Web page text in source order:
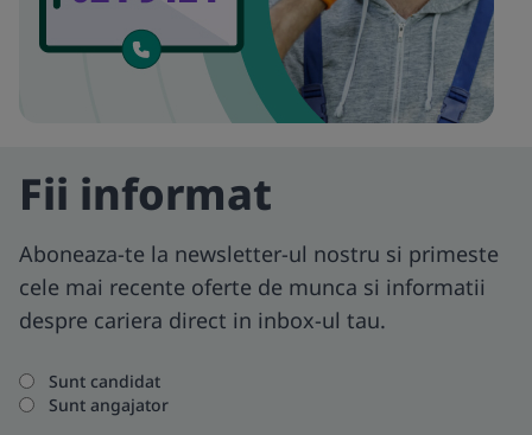
Fii informat
Aboneaza-te la newsletter-ul nostru si primeste
cele mai recente oferte de munca si informatii
despre cariera direct in inbox-ul tau.
Sunt candidat
Sunt angajator